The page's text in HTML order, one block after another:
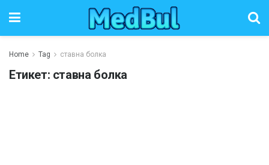
Home Tag ставна болка
Етикет: ставна болка